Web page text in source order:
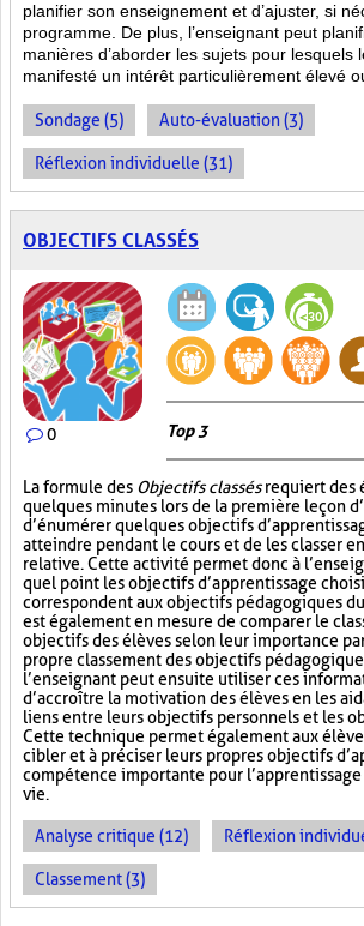
planifier son enseignement et d’ajuster, si
programme. De plus, l’enseignant peut
manières d’aborder les sujets pour lesquels
manifesté un intérêt particulièrement élevé
Sondage (5) Auto-évaluation (3)
Réflexion individuelle (31)
OBJECTIFS CLASSÉS
0 Top 3
La formule des Objectifs classésrequiert des
quelques minutes lors de la première leçon
d’énumérer quelques objectifs
atteindre pendant le cours et de les classer
relative. Cette activité permet donc à
quel point les objectifs d’apprentissage
correspondent aux objectifs pédagogiques
est également en mesure de comparer le
objectifs des élèves selon leur importance
propre classement des objectifs
l’enseignant peut ensuite utiliser ces
d’accroître la motivation des élèves en les
liens entre leurs objectifs personnels et les
Cette technique permet également aux
cibler et à préciser leurs propres objectifs
compétence importante pour
vie.
Analyse critique (12) Réflexion
Classement (3)